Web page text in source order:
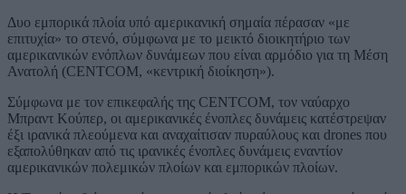
Δυο εμπορικά πλοία υπό αμερικανική σημαία πέρασαν «με
επιτυχία» το στενό, σύμφωνα με το μεικτό διοικητήριο των
αμερικανικών ενόπλων δυνάμεων που είναι αρμόδιο για τη Μέση
Ανατολή (CENTCOM, «κεντρική διοίκηση»).
Σύμφωνα με τον επικεφαλής της CENTCOM, τον ναύαρχο
Μπραντ Κούπερ, οι αμερικανικές ένοπλες δυνάμεις κατέστρεψαν
έξι ιρανικά πλεούμενα και αναχαίτισαν πυραύλους και drones που
εξαπολύθηκαν από τις ιρανικές ένοπλες δυνάμεις εναντίον
αμερικανικών πολεμικών πλοίων και εμπορικών πλοίων.